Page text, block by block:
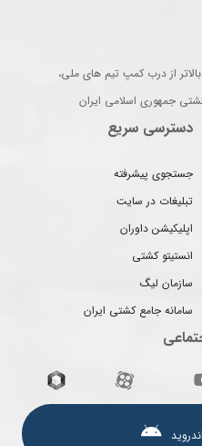
از درب کمپ تیم های ملی،
جمهوری اسلامی ایران
دسترسی سریع
جستجوی پیشرفته
تبلیغات در سایت
اپلیکیشن داوران
انستیتو کشتی
سازمان لیگ
سامانه جامع کشتی ایران